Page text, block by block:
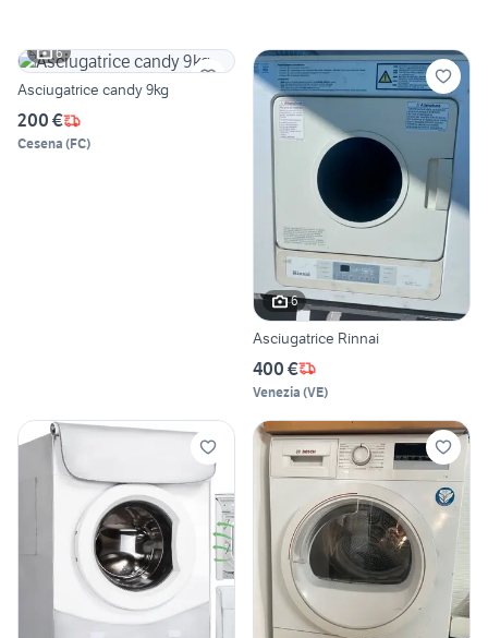
6
Asciugatrice candy 9kg
200 €
Cesena (FC)
6
Asciugatrice Rinnai
400 €
Venezia (VE)